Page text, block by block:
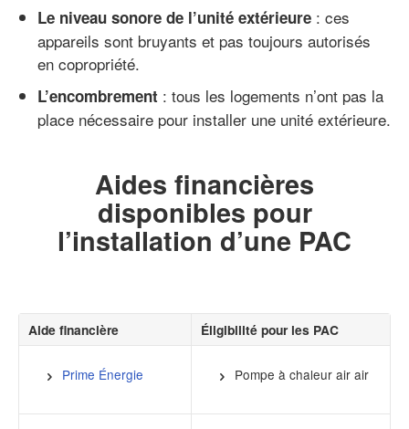
Le niveau sonore de l’unité extérieure : ces
appareils sont bruyants et pas toujours autorisés
en copropriété.
L’encombrement : tous les logements n’ont pas la
place nécessaire pour installer une unité extérieure.
Aides financières
disponibles pour
l’installation d’une PAC
Aide financière Éligibilité pour les PAC
Prime Énergie Pompe à chaleur air air